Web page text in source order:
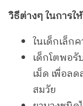
วิธีต่างๆ ในการใ
ในเด็กเล็ก
เด็กโตพอรั
เม็ด เพื่อล
สมวัย